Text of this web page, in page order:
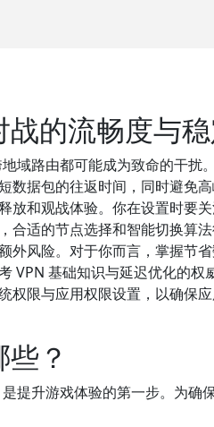
的流畅度与稳
域路由都可能成为致命的干扰
数据包的往返时间，同时避免
和观战体验。你在设置时要关
合适的节点选择和智能切换算
外风险。对于你而言，掌握节
VPN 基础知识与延迟优化的权
权限与应用权限设置，以确保
？
提升游戏体验的第一步。为确